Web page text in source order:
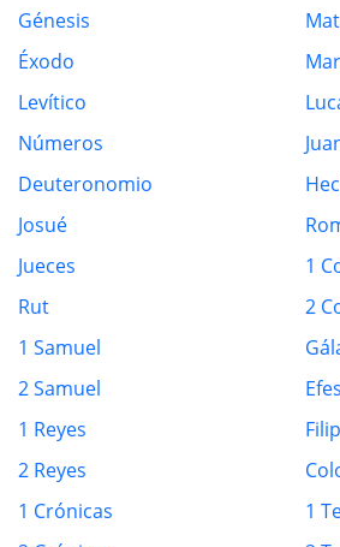
Génesis
Éxodo
Levítico
Números
Deuteronomio
Josué
Jueces
Rut
1 Samuel
2 Samuel
1 Reyes
2 Reyes
1 Crónicas
1
2
1